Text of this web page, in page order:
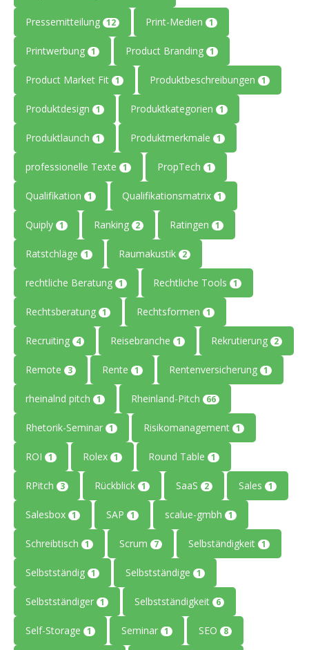
Pressemitteilung 12 Print-Medien 1
Printwerbung 1 Product Branding 1
Product Market Fit 1 Produktbeschreibungen 1
Produktdesign 1 Produktkategorien 1
Produktlaunch 1 Produktmerkmale 1
professionelle Texte 1 PropTech 1
Qualifikation 1 Qualifikationsmatrix 1
Quiply 1 Ranking 2 Ratingen 1
Ratstchläge 1 Raumakustik 2
rechtliche Beratung 1 Rechtliche Tools 1
Rechtsberatung 1 Rechtsformen 1
Recruiting 4 Reisebranche 1 Rekrutierung 2
Remote 3 Rente 1 Rentenversicherung 1
rheinalnd pitch 1 Rheinland-Pitch 66
Rhetorik-Seminar 1 Risikomanagement 1
ROI 1 Rolex 1 Round Table 1
RPitch 3 Rückblick 1 SaaS 2 Sales 1
Salesbox 1 SAP 1 scalue-gmbh 1
Schreibtisch 1 Scrum 7 Selbständigkeit 1
Selbstständig 1 Selbstständige 1
Selbstständiger 1 Selbstständigkeit 6
Self-Storage 1 Seminar 1 SEO 8